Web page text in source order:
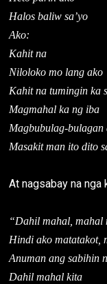
Halos baliw sa’yo
Ako:
Kahit na
Niloloko mo lang ako
Kahit na tumingin ka
Magmahal ka ng iba
Magbubulag-bulagan
Masakit man ito dito
At nagsabay na nga
“Dahil mahal, mahal
Hindi ako matatakot,
Anuman ang sabihin
Dahil mahal kita